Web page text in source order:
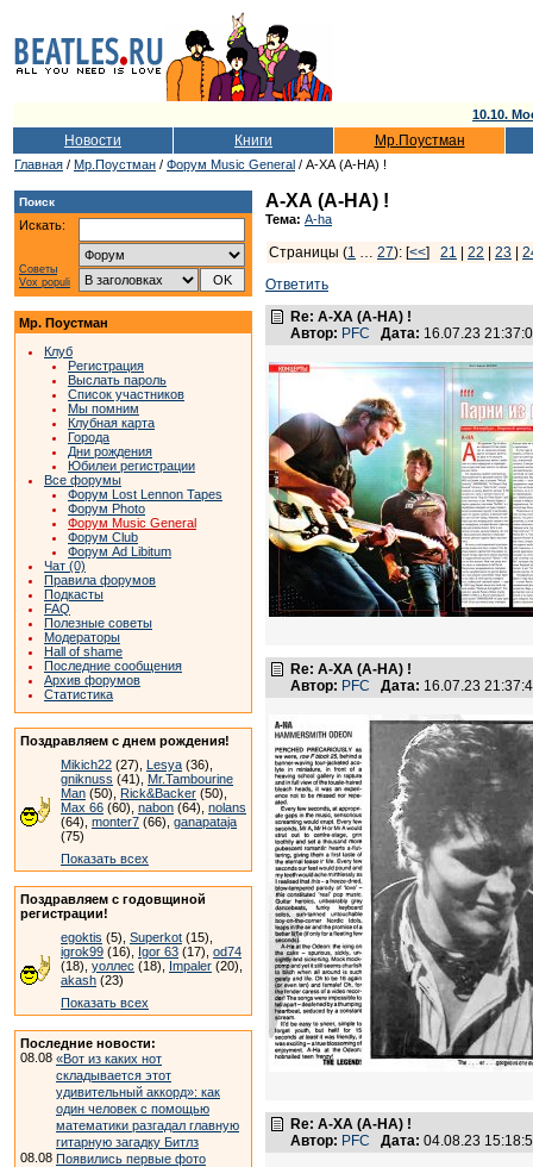
10.10.
Новости Книги Мр.Поустман
Главная / Мр.Поустман / Форум Music General / А-ХА (A-HA) !
Поиск
Искать:
Советы
Vox populi
Мр. Поустман
Клуб
Регистрация
Выслать пароль
Список участников
Мы помним
Клубная карта
Города
Дни рождения
Юбилеи регистрации
Все форумы
Форум Lost Lennon Tapes
Форум Photo
Форум Music General
Форум Club
Форум Ad Libitum
Чат (0)
Правила форумов
Подкасты
FAQ
Полезные советы
Модераторы
Hall of shame
Последние сообщения
Архив форумов
Статистика
Поздравляем с днем рождения!
Mikich22 (27), Lesya (36),
gniknuss (41), Mr.Tambourine
Man (50), Rick&Backer (50),
Max 66 (60), nabon (64), nolans
(64), monter7 (66), ganapataja
(75)
Показать всех
Поздравляем с годовщиной
регистрации!
egoktis (5), Superkot (15),
igrok99 (16), Igor 63 (17), od74
(18), уоллес (18), Impaler (20),
akash (23)
Показать всех
Последние новости:
08.08 «Вот из каких нот
складывается этот
удивительный аккорд»: как
один человек с помощью
математики разгадал главную
гитарную загадку Битлз
08.08 Появились первые фото
А-ХА (A-HA) !
Тема: A-ha
Страницы (1 … 27): [<<] 21 22 23
Ответить
Re: А-ХА (A-HA) !
Автор: PFC Дата: 16.07.23
Re: А-ХА (A-HA) !
Автор: PFC Дата: 16.07.23
Re: А-ХА (A-HA) !
Автор: PFC Дата: 04.08.23